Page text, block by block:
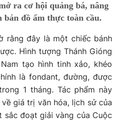
ra cơ hội quảng bá, nâng
đồ ẩm thực toàn cầu.
rằng đây là một chiếc bánh
Hình tượng Thánh Gióng
tạo hình tinh xảo, khéo
là fondant, đường, được
1 tháng. Tác phẩm này
giá trị văn hóa, lịch sử của
sắc đoạt giải vàng của Cuộc